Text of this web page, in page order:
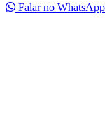
Falar no WhatsApp